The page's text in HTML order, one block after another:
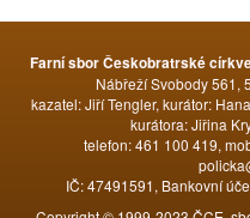
Farní sbor Českobratrské
Nábřeží Svobody 561,
kazatel: Jiří Tengler, kurátor:
kurátora: Jiřina
telefon: 461 100 419,
IČ: 47491591, Bankovní